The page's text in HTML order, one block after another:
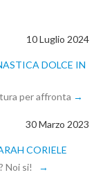
10 Luglio 2024
DOLCE IN
per affronta
30 Marzo 2023
CORIELE
Noi si!